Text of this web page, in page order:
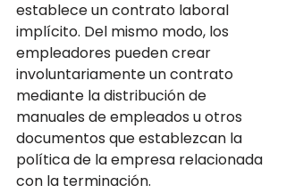
establece un contrato laboral
implícito. Del mismo modo, los
empleadores pueden crear
involuntariamente un contrato
mediante la distribución de
manuales de empleados u otros
documentos que establezcan la
política de la empresa relacionada
con la terminación.